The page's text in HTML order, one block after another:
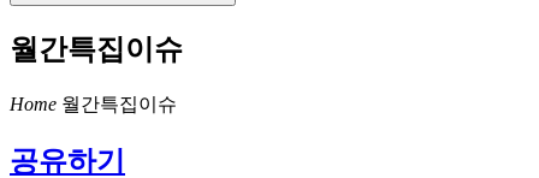
월간특집이슈
Home 월간특집이슈
공유하기